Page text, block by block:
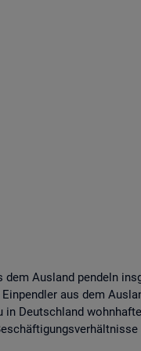
Ausland pendeln
aus dem
in Deutschland